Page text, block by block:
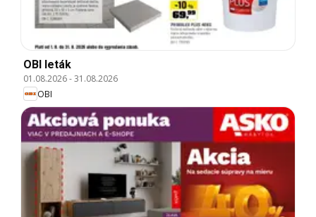
OBI leták
01.08.2026-31.08.2026
OBI